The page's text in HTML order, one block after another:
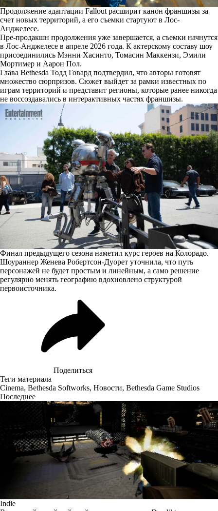
Продолжение адаптации Fallout расширит канон франшизы за
счет новых территорий, а его съемки стартуют в Лос-
Анджелесе.
Пре-продакшн продолжения уже завершается, а съемки начнутся
в Лос-Анджелесе в апреле 2026 года. К актерскому составу шоу
присоединились Мэнни Хасинто, Томасин Маккензи, Эмили
Мортимер и Аарон Пол.
Глава Bethesda Тодд Говард подтвердил, что авторы готовят
множество сюрпризов. Сюжет выйдет за рамки известных по
играм территорий и представит регионы, которые ранее никогда
не воссоздавались в интерактивных частях франшизы.
Финал предыдущего сезона наметил курс героев на Колорадо.
Шоураннер Женева Робертсон-Дуорет уточнила, что путь
персонажей не будет простым и линейным, а само решение
регулярно менять географию вдохновлено структурой
первоисточника.
Поделиться
Теги материала
Cinema, Bethesda Softworks, Новости, Bethesda Game Studios
Последнее
Indie